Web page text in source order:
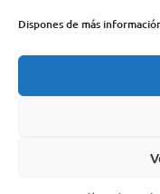
Dispones de más
COLEGIO
ACCESO